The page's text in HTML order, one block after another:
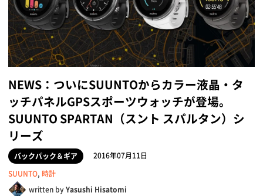
NEWS：ついにSUUNTOからカラー液晶・タ
ッチパネルGPSスポーツウォッチが登場。
SUUNTO SPARTAN（スント スパルタン）シ
リーズ
バックパック＆ギア
2016年07月11日
SUUNTO, 時計
written byYasushi Hisatomi